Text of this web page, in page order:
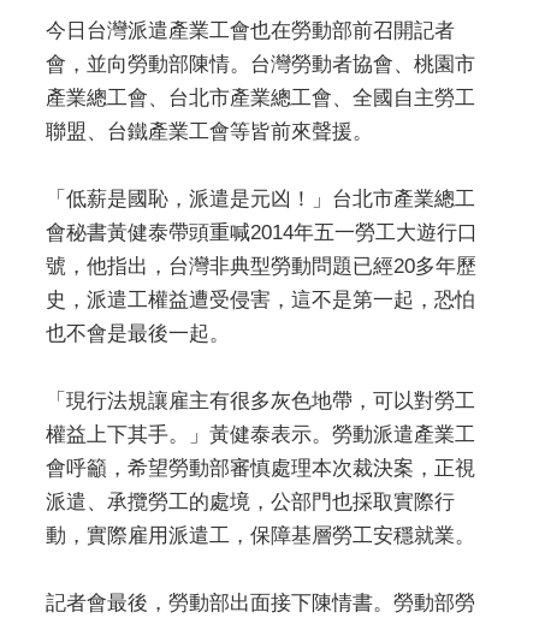
今日台灣派遣產業工會也在勞動部前召開記者
會，並向勞動部陳情。台灣勞動者協會、桃園市
產業總工會、台北市產業總工會、全國自主勞工
聯盟、台鐵產業工會等皆前來聲援。
「低薪是國恥，派遣是元凶！」台北市產業總工
會秘書黃健泰帶頭重喊2014年五一勞工大遊行口
號，他指出，台灣非典型勞動問題已經20多年歷
史，派遣工權益遭受侵害，這不是第一起，恐怕
也不會是最後一起。
「現行法規讓雇主有很多灰色地帶，可以對勞工
權益上下其手。」黃健泰表示。勞動派遣產業工
會呼籲，希望勞動部審慎處理本次裁決案，正視
派遣、承攬勞工的處境，公部門也採取實際行
動，實際雇用派遣工，保障基層勞工安穩就業。
記者會最後，勞動部出面接下陳情書。勞動部勞